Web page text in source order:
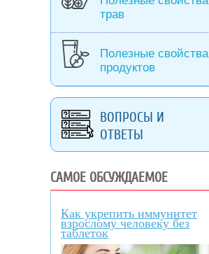
трав
Полезные свойства
продуктов
ВОПРОСЫ И
ОТВЕТЫ
САМОЕ ОБСУЖДАЕМОЕ
Как укрепить иммунитет
взрослому человеку без
таблеток